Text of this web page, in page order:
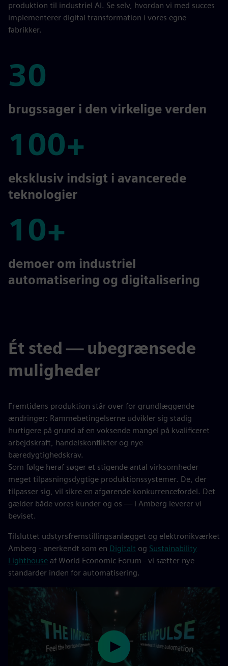
produktion til industriel AI. Se selv, hvordan vi med succes
implementerer digital transformation i vores egne
fabrikker.
30
30
brugssager i den virkelige verden
100+
100+
eksklusiv indsigt i avancerede
teknologier
10+
10+
demoer om industriel
automatisering og digitalisering
Ét sted — ubegrænsede
muligheder
Fremtidens produktion står over for grundlæggende
ændringer: Rammebetingelserne udvikler sig stadig
hurtigere på grund af en voksende mangel på kvalificeret
arbejdskraft, handelskonflikter og nye
bæredygtighedskrav.
Som følge heraf søger et stigende antal virksomheder
meget tilpasningsdygtige produktionssystemer. De, der
tilpasser sig, vil sikre en afgørende konkurrencefordel. Det
gælder både vores kunder og os — i Amberg leverer vi
beviset.
Tilsluttet udstyrsfremstillingsanlægget og elektronikværket
Amberg - anerkendt som en Digitalt og Sustainability
Lighthouse af World Economic Forum - vi sætter nye
standarder inden for automatisering.
Play